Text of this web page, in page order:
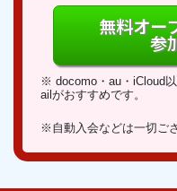
無料オー
参
※ docomo・au・iCloud
ailがおすすめです。
※自動入会などは一切ご